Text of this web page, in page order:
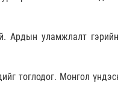
Ардын уламжлалт
тоглодог. Монгол